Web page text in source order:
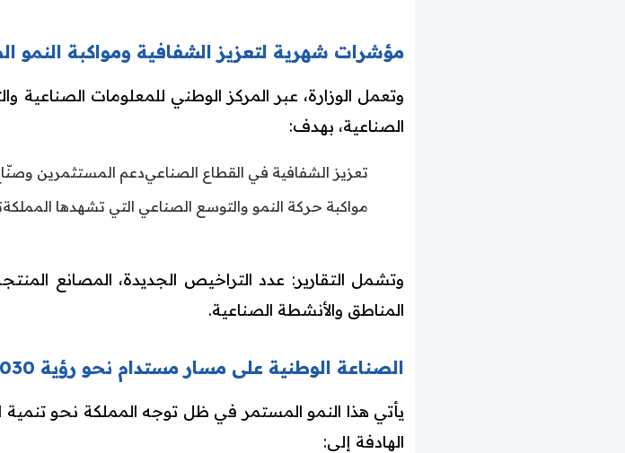
مؤشرات شهرية لتعزيز الشفافية ومواكبة النمو
وتعمل الوزارة، عبر المركز الوطني للمعلومات الصناعية
الصناعية، بهدف:
تعزيز الشفافية في القطاع الصناعيدعم المستثمرين
مواكبة حركة النمو والتوسع الصناعي التي تشهدها المملكة
وتشمل التقارير: عدد التراخيص الجديدة، المصانع
المناطق والأنشطة الصناعية.
الصناعة الوطنية على مسار مستدام نحو رؤية 2030
الهادفة إلى: